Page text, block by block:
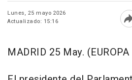
Lunes, 25 mayo 2026
Actualizado: 15:16
MADRID 25 May.